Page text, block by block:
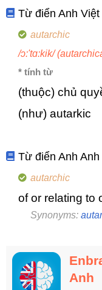
Từ điển Anh Việt
autarchic
/ɔ:'tɑ:kik/
* tính từ
(thuộc) chủ
(như) autarkic
Từ điển Anh
autarchic
of or relating to
Synonyms:
Anh